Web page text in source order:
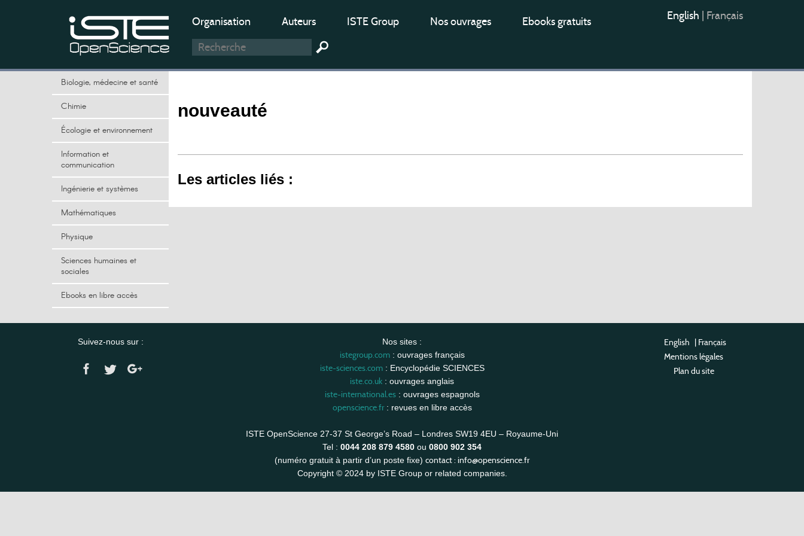
Organisation Auteurs ISTE Group Nos ouvrages Ebooks gratuits English Français
Biologie, médecine et santé
Chimie
Écologie et environnement
Information et
communication
Ingénierie et systèmes
Mathématiques
Physique
Sciences humaines et
sociales
Ebooks en libre accès
nouveauté
Les articles liés :
Suivez-nous sur : Nos sites :
istegroup.com: ouvrages français
iste-sciences.com: Encyclopédie SCIENCES
iste.co.uk : ouvrages anglais
iste-international.es: ouvrages espagnols
openscience.fr: revues en libre accès
ISTE OpenScience 27-37 St George’s Road – Londres SW19 4EU – Royaume-Uni
Tel : 0044 208 879 4580 ou 0800 902 354
(numéro gratuit à partir d’un poste fixe) contact : info@openscience.fr
Copyright © 2024 by ISTE Group or related companies.
English | Français
Mentions légales
Plan du site